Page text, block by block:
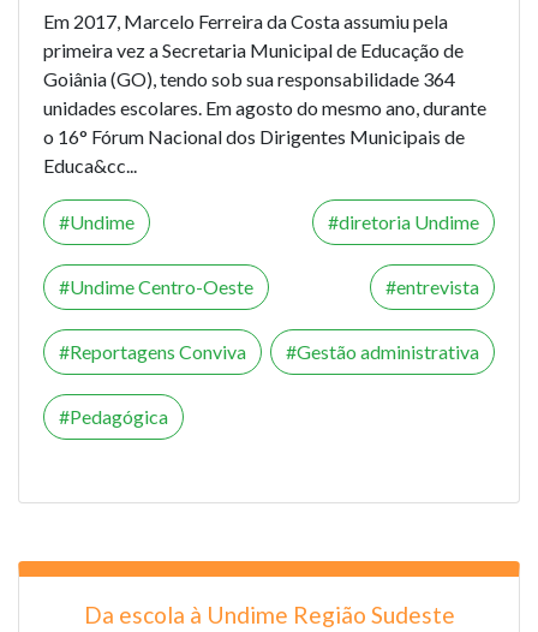
Em 2017, Marcelo Ferreira da Costa assumiu pela
primeira vez a Secretaria Municipal de Educação de
Goiânia (GO), tendo sob sua responsabilidade 364
unidades escolares. Em agosto do mesmo ano, durante
o 16° Fórum Nacional dos Dirigentes Municipais de
Educa&cc...
Undime diretoria Undime
Undime Centro-Oeste entrevista
Reportagens Conviva Gestão administrativa
Pedagógica
Da escola à Undime Região Sudeste